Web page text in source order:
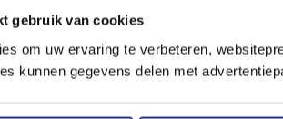
gebruik van cookies
om uw ervaring te verbeteren,
kunnen gegevens delen met